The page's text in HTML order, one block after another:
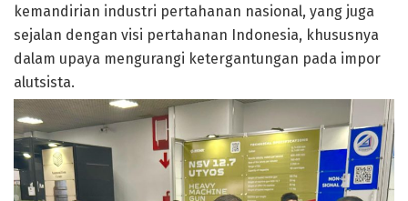
kemandirian industri pertahanan nasional, yang juga
sejalan dengan visi pertahanan Indonesia, khususnya
dalam upaya mengurangi ketergantungan pada impor
alutsista.